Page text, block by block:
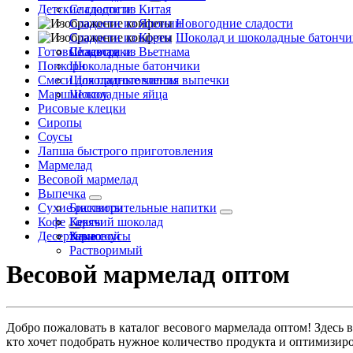
Сладости из Китая
Сладости из Японии
Сладости из Кореи
Сладости из Вьетнама
Детские сладости
Новогодние сладости
Шоколад и шоколадные
Шоколад
Шоколадные батончики
Шоколадные чипсы
Шоколадные яйца
Готовые завтраки
Попкорн
Смеси для приготовления выпечки
Маршмеллоу
Рисовые клецки
Сиропы
Соусы
Лапша быстрого приготовления
Мармелад
Весовой мармелад
Выпечка
Бисквиты
Кексы
Сухие растворительные напитки
Горячий шоколад
Какао
Кофе
Зерновой
Растворимый
Десертные соусы
Весовой мармелад оптом
Добро пожаловать в каталог весового мармелада оптом!
кто хочет подобрать нужное количество продукта и